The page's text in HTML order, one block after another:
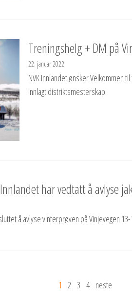
Treningshelg + DM på
22. januar 2022
NVK Innlandet ønsker Velkommen
innlagt distriktsmesterskap.
har vedtatt å avlyse
å avlyse vinterprøven på Vinjevegen 13-
1 2 3 4 neste